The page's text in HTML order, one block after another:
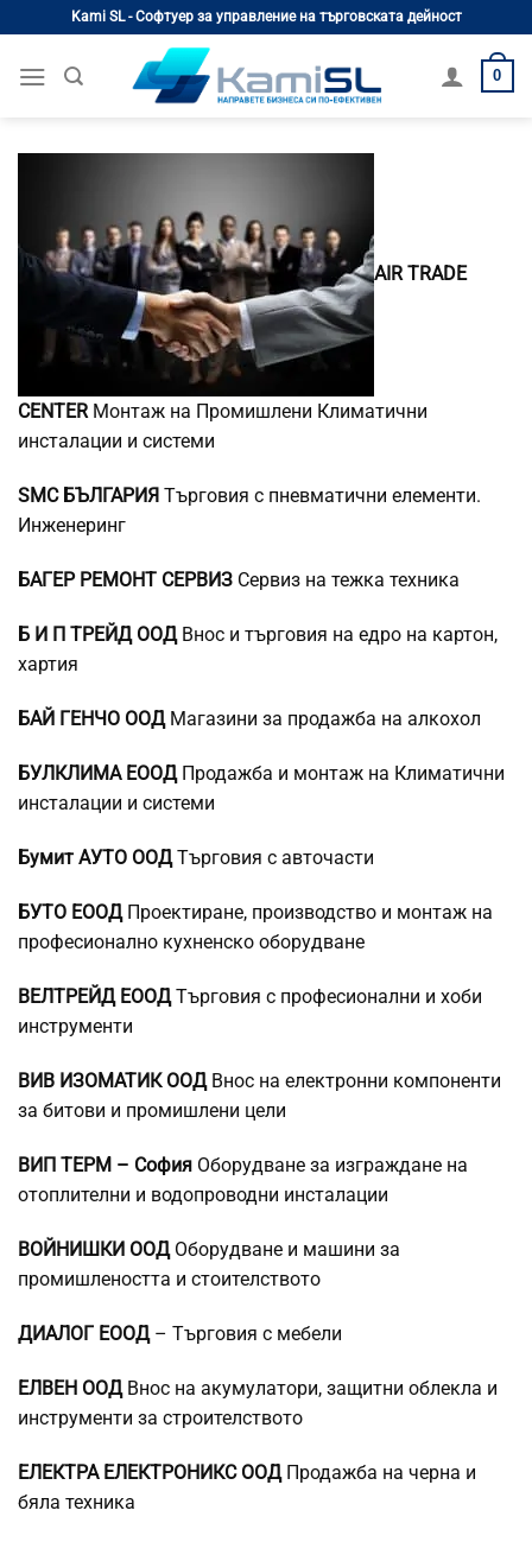
content
Kami SL - Софтуер за управление на търговската дейност
0
AIR TRADE
CENTER Монтаж на Промишлени Климатични
инсталации и системи
SMC БЪЛГАРИЯ Търговия с пневматични елементи.
Инженеринг
БАГЕР РЕМОНТ СЕРВИЗ Сервиз на тежка техника
Б И П ТРЕЙД ООДВнос и търговия на едро на картон,
хартия
БАЙ ГЕНЧО ООД Магазини за продажба на алкохол
БУЛКЛИМА ЕООД Продажба и монтаж на Климатични
инсталации и системи
Бумит АУТО ООДТърговия с авточасти
БУТО ЕООД Проектиране, производство и монтаж на
професионално кухненско оборудване
ВЕЛТРЕЙД ЕООДТърговия с професионални и хоби
инструменти
ВИВ ИЗОМАТИК ООД Внос на електронни компоненти
за битови и промишлени цели
ВИП ТЕРМ – София Оборудване за изграждане на
отоплителни и водопроводни инсталации
ВОЙНИШКИ ООД Оборудване и машини за
промишлеността и стоителството
ДИАЛОГ ЕООД– Търговия с мебели
ЕЛВЕН ООД Внос на акумулатори, защитни облекла и
инструменти за строителството
ЕЛЕКТРА ЕЛЕКТРОНИКС ООД Продажба на черна и
бяла техника